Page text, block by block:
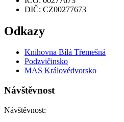
DIČ: CZ00277673
Odkazy
Knihovna Bílá Třemešná
Podzvičinsko
MAS Královédvorsko
Návštěvnost
Návštěvnost: